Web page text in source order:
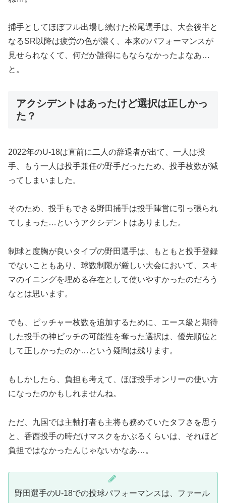
捕手としてほぼフル出場し続けた松尾選手は、大会後半と
なるSR以降は疲労の色が濃く、本来のパフォーマンスが
見せられなくて、何だか誰得にもならなかったよなあ…
と。
アクシデントはあったけど選択は正しかっ
た？
2022年のU-18は直前に二人の辞退者が出て、一人は投
手、もう一人は投手兼任の野手だったため、投手枚数が減
ってしまいました。
そのため、投手もできる野田捕手は投手陣営に引っ張られ
てしまった…というアクシデントはありました。
制球と度胸が良いタイプの野田選手は、もともと投手登録
でないこともあり、球数制限が厳しい大会において、スキ
マのイニングを埋める存在として使いやすかったのだろう
なとは思います。
でも、ピッチャー枚数を追加するために、エース級と期待
した投手の神ピッチの可能性を奪った選択は、優先順位と
して正しかったのか…という疑問は残ります。
もしかしたら、負担も考えて、ほぼ投手オンリーの使い方
になったのかもしれませんね。
ただ、九国では主軸打者も主将も務めていたタフさを思う
と、香西投手の時だけマスクをかぶるくらいは、それほど
負担ではなかったんじゃないかなあ…。
野田選手のU-18での投球パフォーマンスは、ファール